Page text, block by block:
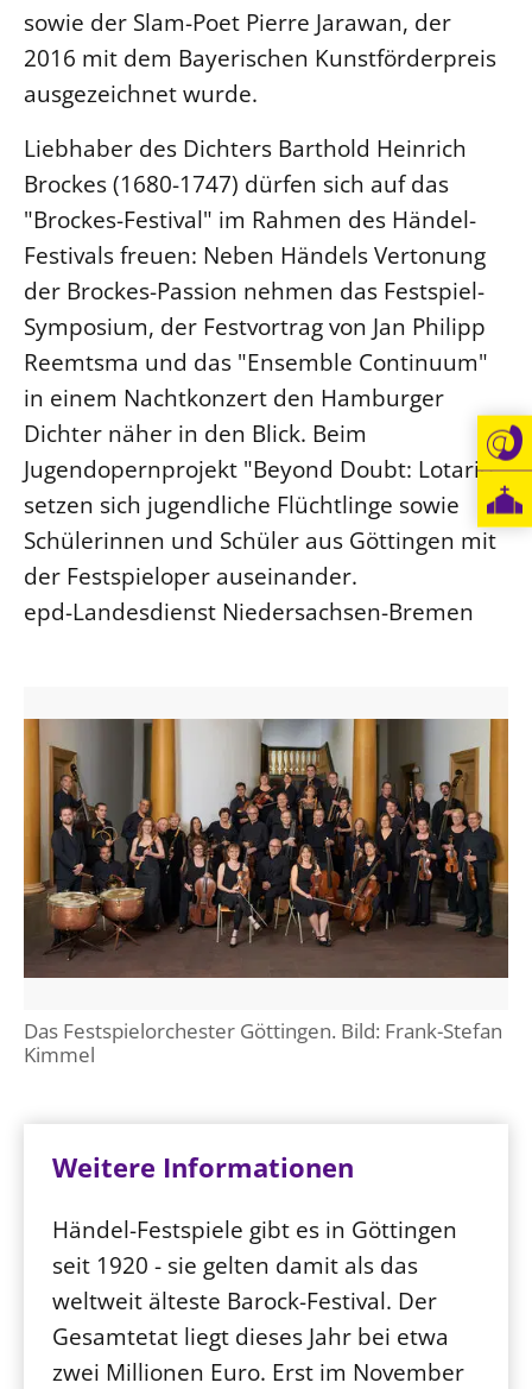
sowie der Slam-Poet Pierre Jarawan, der
2016 mit dem Bayerischen Kunstförderpreis
ausgezeichnet wurde.
Liebhaber des Dichters Barthold Heinrich
Brockes (1680-1747) dürfen sich auf das
"Brockes-Festival" im Rahmen des Händel-
Festivals freuen: Neben Händels Vertonung
der Brockes-Passion nehmen das Festspiel-
Symposium, der Festvortrag von Jan Philipp
Reemtsma und das "Ensemble Continuum"
in einem Nachtkonzert den Hamburger
Dichter näher in den Blick. Beim
Jugendopernprojekt "Beyond Doubt: Lotario"
setzen sich jugendliche Flüchtlinge sowie
Schülerinnen und Schüler aus Göttingen mit
der Festspieloper auseinander.
epd-Landesdienst Niedersachsen-Bremen
Das Festspielorchester Göttingen. Bild: Frank-Stefan
Kimmel
Weitere Informationen
Händel-Festspiele gibt es in Göttingen
seit 1920 - sie gelten damit als das
weltweit älteste Barock-Festival. Der
Gesamtetat liegt dieses Jahr bei etwa
zwei Millionen Euro. Erst im November
Öffentlichkeitsarbeit
Personalausschuss
Projektmanagement
Recht
Terminstundenplaner